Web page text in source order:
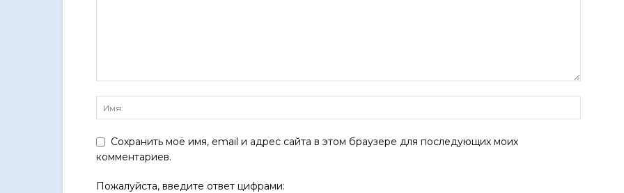
Сохранить моё имя, email и адрес сайта в этом браузере для последующих моих
комментариев.
Пожалуйста, введите ответ цифрами: